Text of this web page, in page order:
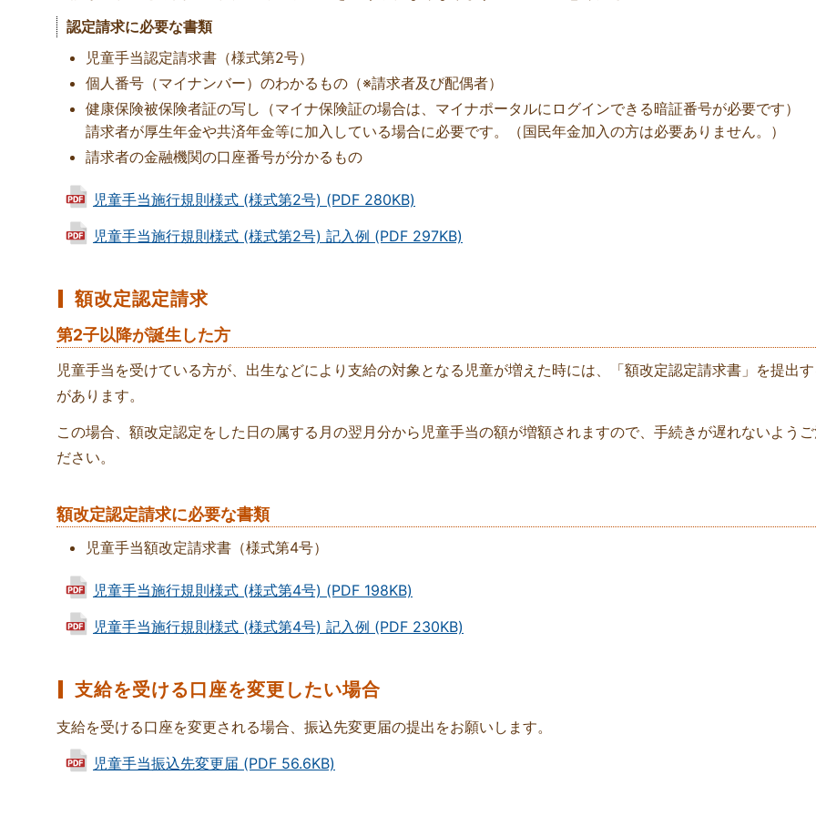
認定請求に必要な書類
児童手当認定請求書（様式第2号）
個人番号（マイナンバー）のわかるもの（※請求者及び配偶者）
健康保険被保険者証の写し（マイナ保険証の場合は、マイナポータルにログインできる暗証番号が必要です）
請求者が厚生年金や共済年金等に加入している場合に必要です。（国民年金加入の方は必要ありません。）
請求者の金融機関の口座番号が分かるもの
児童手当施行規則様式 (様式第2号) (PDF 280KB)
児童手当施行規則様式 (様式第2号) 記入例 (PDF 297KB)
額改定認定請求
第2子以降が誕生した方
児童手当を受けている方が、出生などにより支給の対象となる児童が増えた時には、「額改定認定請求書」を提出
があります。
この場合、額改定認定をした日の属する月の翌月分から児童手当の額が増額されますので、手続きが遅れないよう
ださい。
額改定認定請求に必要な書類
児童手当額改定請求書（様式第4号）
児童手当施行規則様式 (様式第4号) (PDF 198KB)
児童手当施行規則様式 (様式第4号) 記入例 (PDF 230KB)
支給を受ける口座を変更したい場合
支給を受ける口座を変更される場合、振込先変更届の提出をお願いします。
児童手当振込先変更届 (PDF 56.6KB)